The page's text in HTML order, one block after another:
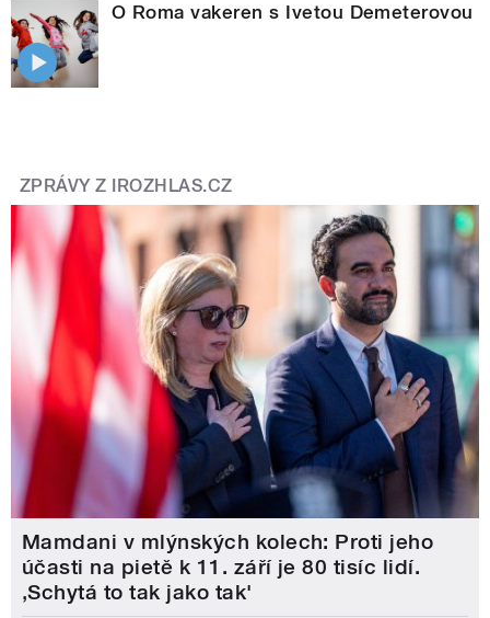
O Roma vakeren s Ivetou Demeterovou
ZPRÁVY Z IROZHLAS.CZ
Mamdani v mlýnských kolech: Proti jeho
účasti na pietě k 11. září je 80 tisíc lidí.
‚Schytá to tak jako tak'